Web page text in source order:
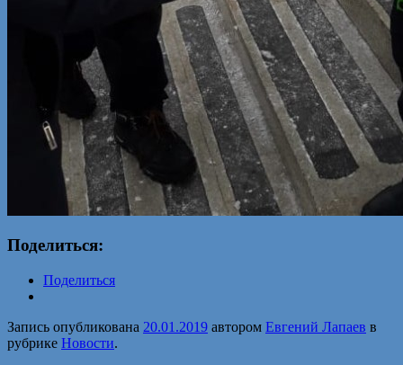
Поделиться:
Поделиться
Запись опубликована 20.01.2019 автором Евгений Лапаев в
рубрике Новости.